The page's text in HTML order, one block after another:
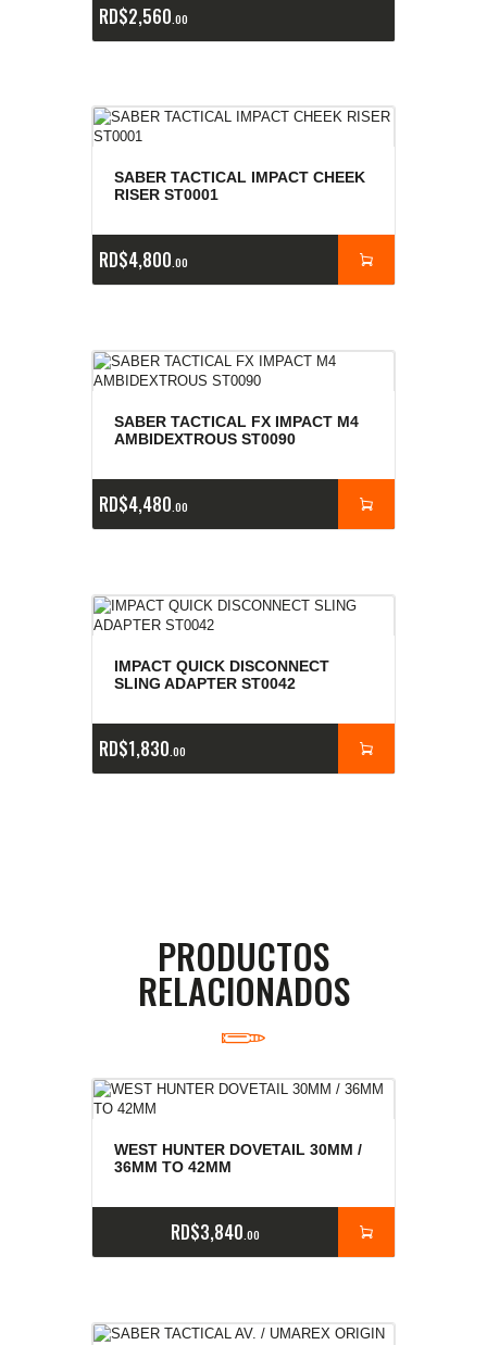
RD$2,560 00
SABER TACTICAL IMPACT CHEEK
RISER ST0001
RD$4,800 00
SABER TACTICAL FX IMPACT M4
AMBIDEXTROUS ST0090
RD$4,480 00
IMPACT QUICK DISCONNECT
SLING ADAPTER ST0042
RD$1,830 00
PRODUCTOS
RELACIONADOS
WEST HUNTER DOVETAIL 30MM /
36MM TO 42MM
RD$3,840 00